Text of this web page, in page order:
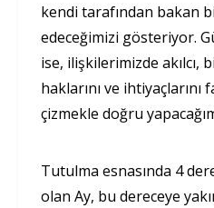
kendi tarafından bakan
edeceğimizi gösteriyor.
ise, ilişkilerimizde akılcı,
haklarını ve
çizmekle doğru
Tutulma esnasında 4
olan Ay, bu dereceye